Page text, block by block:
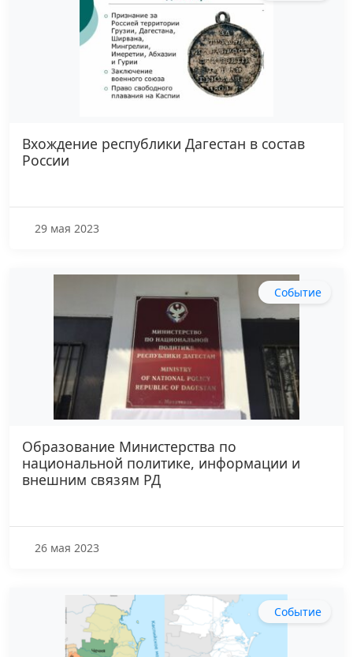
Вхождение республики Дагестан в состав
России
29 мая 2023
Событие
Образование Министерства по
национальной политике, информации и
внешним связям РД
26 мая 2023
Событие